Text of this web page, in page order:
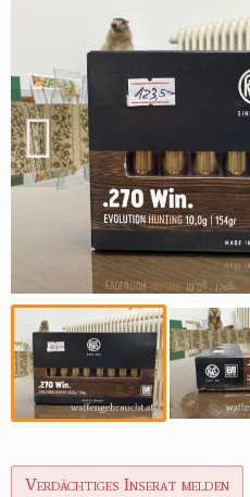
Reviereinrichtungen
Verdächtiges Inserat melden